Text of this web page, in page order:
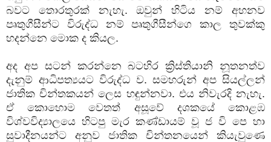
බවට තොරතුරක් නැහැ. ඔවුන් හිටිය නම් අහනව
පෘතුගීසීන්ට විරුද්ධ නම් පෘතුගීසීන්ගෙ කාල තුවක්කු
හදන්නෙ මොක ද කියල.
අද අප සටන් කරන්නෙ බටහිර ක්‍රිස්තියානි නූතනත්ව
දැනුම් ආධිපත්‍යයට විරුද්ධ ව. සමහරුන් අප සියල්ලන්
ජාතික චින්තකයන් ලෙස හඳුන්නවා. එය නිවැරදි නැහැ.
ඒ කොහොම වෙතත් අසූවේ දශකයේ කොළඹ
විශ්වවිද්‍යාලයෙ හිටපු මැර කණ්ඩායම් වූ ජ වි පෙ හා
සුවාදීනයන්ට අනුව ජාතික චින්තනයෙන් කියැවුණෙ